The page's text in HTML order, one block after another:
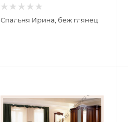
Спальня Ирина, беж глянец